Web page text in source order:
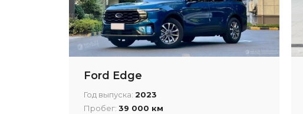
Ford Edge
Год выпуска: 2023
Пробег: 39 000 км